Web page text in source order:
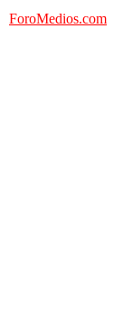
ForoMedios.com